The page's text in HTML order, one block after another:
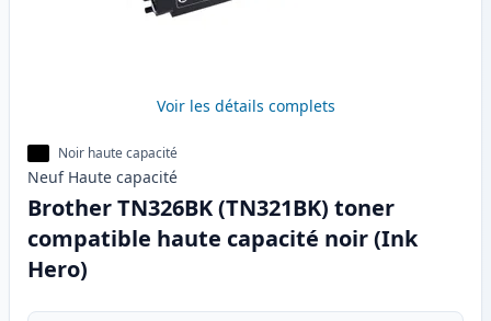
Voir les détails complets
Noir haute capacité
Neuf Haute capacité
Brother TN326BK (TN321BK) toner
compatible haute capacité noir (Ink
Hero)